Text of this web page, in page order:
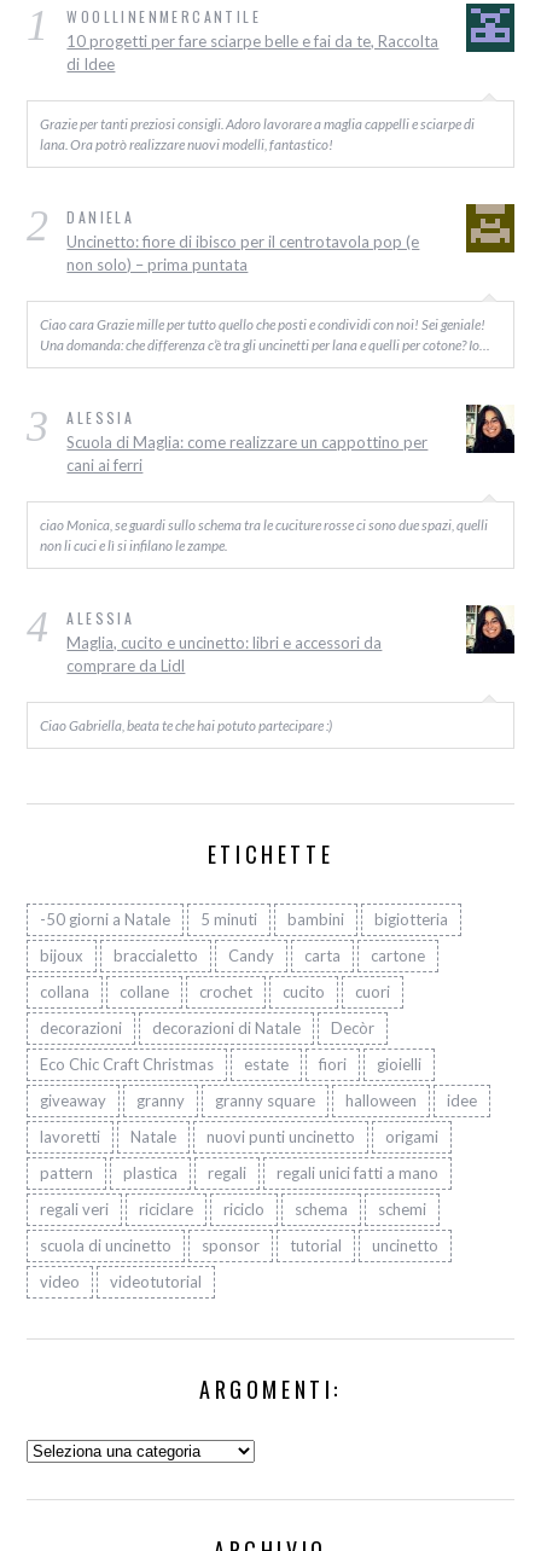
1 WOOLLINENMERCANTILE
10 progetti per fare sciarpe belle e fai da te, Raccolta
di Idee
Grazie per tanti preziosi consigli. Adoro lavorare a maglia cappelli e sciarpe di
lana. Ora potrò realizzare nuovi modelli, fantastico!
2 DANIELA
Uncinetto: fiore di ibisco per il centrotavola pop (e
non solo) – prima puntata
Ciao cara Grazie mille per tutto quello che posti e condividi con noi! Sei geniale!
Una domanda: che differenza c’è tra gli uncinetti per lana e quelli per cotone? Io…
3 ALESSIA
Scuola di Maglia: come realizzare un cappottino per
cani ai ferri
ciao Monica, se guardi sullo schema tra le cuciture rosse ci sono due spazi, quelli
non li cuci e lì si infilano le zampe.
4 ALESSIA
Maglia, cucito e uncinetto: libri e accessori da
comprare da Lidl
Ciao Gabriella, beata te che hai potuto partecipare :)
ETICHETTE
-50 giorni a Natale 5 minuti bambini
bigiotteria
bijoux
braccialetto Candy carta
cartone
collana
collane crochet cucito
cuori
decorazioni
decorazioni di Natale
Decòr
Eco Chic Craft Christmas
estate fiori
gioielli
giveaway
granny granny square halloween
idee
lavoretti
Natale nuovi punti uncinetto
origami
pattern
plastica regali
regali unici fatti a mano
regali veri
riciclare riciclo schema
schemi
scuola di uncinetto
sponsor tutorial
uncinetto
video
videotutorial
ARGOMENTI:
Argomenti: